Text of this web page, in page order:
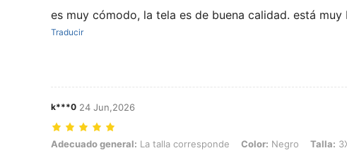
es muy cómodo, la tela es de buena calidad. está muy
Traducir
k***0 24 Jun,2026
Adecuado general: La talla corresponde, Color: Negro, Talla: 3XL
Adecuado general: La talla corresponde Color: Negro Talla: